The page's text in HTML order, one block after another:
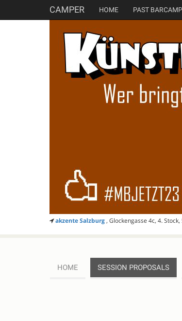
CAMPER HOME PAST
akzente Salzburg, Glockengasse 4c, 4.
HOME SESSION PROPOSALS